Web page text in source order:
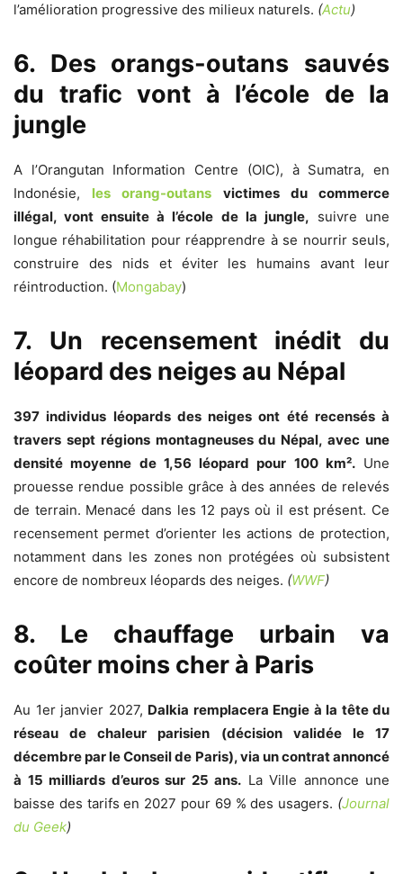
l’amélioration progressive des milieux naturels. (Actu)
6. Des orangs-outans sauvés
du trafic vont à l’école de la
jungle
A l’Orangutan Information Centre (OIC), à Sumatra, en
Indonésie, les orang-outans victimes du commerce
illégal, vont ensuite à l’école de la jungle, suivre une
longue réhabilitation pour réapprendre à se nourrir seuls,
construire des nids et éviter les humains avant leur
réintroduction. (Mongabay)
7. Un recensement inédit du
léopard des neiges au Népal
397 individus léopards des neiges ont été recensés à
travers sept régions montagneuses du Népal, avec une
densité moyenne de 1,56 léopard pour 100 km².Une
prouesse rendue possible grâce à des années de relevés
de terrain. Menacé dans les 12 pays où il est présent. Ce
recensement permet d’orienter les actions de protection,
notamment dans les zones non protégées où subsistent
encore de nombreux léopards des neiges. (WWF)
8. Le chauffage urbain va
coûter moins cher à Paris
Au 1er janvier 2027, Dalkia remplacera Engie à la tête du
réseau de chaleur parisien (décision validée le 17
décembre par le Conseil de Paris), via un contrat annoncé
à 15 milliards d’euros sur 25 ans. La Ville annonce une
baisse des tarifs en 2027 pour 69 % des usagers. (Journal
du Geek)